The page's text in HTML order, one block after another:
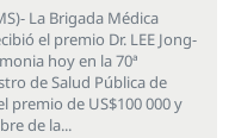
La Brigada Médica
el premio Dr. LEE Jong-
hoy en la 70ª
de Salud Pública de
premio de US$100 000 y
de la...